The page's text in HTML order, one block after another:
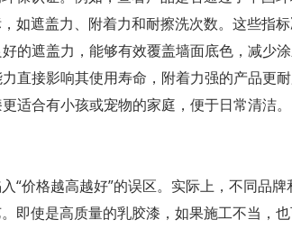
如遮盖力、附着力和耐擦洗次数。这些指标
的遮盖力，能够有效覆盖墙面底色，减少涂
直接影响其使用寿命，附着力强的产品更耐
适合有小孩或宠物的家庭，便于日常清洁。
“价格越高越好”的误区。实际上，不同品
即使是高质量的乳胶漆，如果施工不当，